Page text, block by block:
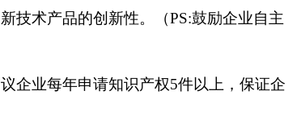
技术产品的创新性。（PS:鼓励企业自主
企业每年申请知识产权5件以上，保证企